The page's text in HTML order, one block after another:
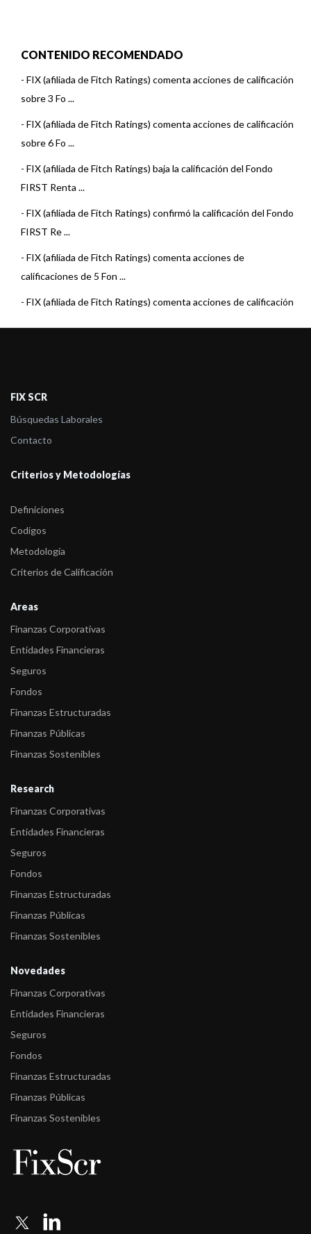
CONTENIDO RECOMENDADO
- FIX (afiliada de Fitch Ratings) comenta acciones de calificación
sobre 3 Fo ...
- FIX (afiliada de Fitch Ratings) comenta acciones de calificación
sobre 6 Fo ...
- FIX (afiliada de Fitch Ratings) baja la calificación del Fondo
FIRST Renta ...
- FIX (afiliada de Fitch Ratings) confirmó la calificación del Fondo
FIRST Re ...
- FIX (afiliada de Fitch Ratings) comenta acciones de
calificaciones de 5 Fon ...
- FIX (afiliada de Fitch Ratings) comenta acciones de calificación
- FIX (afiliada de Fitch Ratings) confirma y retira la calificación de
FIX SCR
Búsquedas Laborales
Contacto
Criterios y Metodologías
Definiciones
Codigos
Metodología
Criterios de Calificación
Areas
Finanzas Corporativas
Entidades Financieras
Seguros
Fondos
Finanzas Estructuradas
Finanzas Públicas
Finanzas Sostenibles
Research
Finanzas Corporativas
Entidades Financieras
Seguros
Fondos
Finanzas Estructuradas
Finanzas Públicas
Finanzas Sostenibles
Novedades
Finanzas Corporativas
Entidades Financieras
Seguros
Fondos
Finanzas Estructuradas
Finanzas Públicas
Finanzas Sostenibles